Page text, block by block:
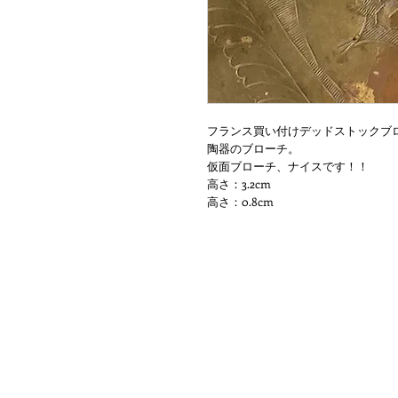
フランス買い付けデッドストックブ
陶器のブローチ。
仮面ブローチ、ナイスです！！
高さ：3.2cm
高さ：0.8cm